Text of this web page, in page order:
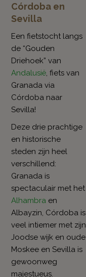
Córdoba en
Sevilla
Een fietstocht langs
de “Gouden
Driehoek” van
Andalusië, fiets van
Granada via
Córdoba naar
Sevilla!
Deze drie prachtige
en historische
steden zijn heel
verschillend:
Granada is
spectaculair met het
Alhambra en
Albayzin, Córdoba is
veel intiemer met zijn
Joodse wijk en oude
Moskee en Sevilla is
gewoonweg
majestueus.